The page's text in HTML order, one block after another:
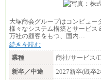
大塚商会グループはコンピュー
様々なシステム構築とサービス
万社の顧客をもつ、国内…
続きを読む
業種
商社/サービス/
新卒／中途
2027新卒(既卒